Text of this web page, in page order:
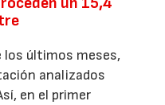
los últimos meses,
analizados
en el primer